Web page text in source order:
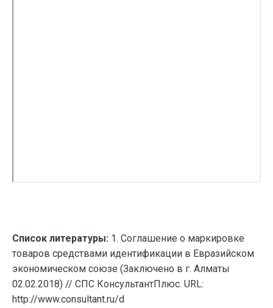
Список литературы: 1. Соглашение о маркировке
товаров средствами идентификации в Евразийском
экономическом союзе (Заключено в г. Алматы
02.02.2018) // СПС КонсультантПлюс. URL:
http://www.consultant.ru/d